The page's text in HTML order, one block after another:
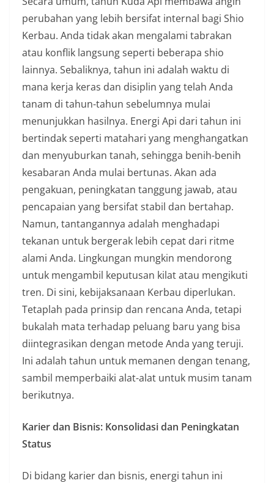
perubahan yang lebih bersifat internal bagi Shio
Kerbau. Anda tidak akan mengalami tabrakan
atau konflik langsung seperti beberapa shio
lainnya. Sebaliknya, tahun ini adalah waktu di
mana kerja keras dan disiplin yang telah Anda
tanam di tahun-tahun sebelumnya mulai
menunjukkan hasilnya. Energi Api dari tahun ini
bertindak seperti matahari yang menghangatkan
dan menyuburkan tanah, sehingga benih-benih
kesabaran Anda mulai bertunas. Akan ada
pengakuan, peningkatan tanggung jawab, atau
pencapaian yang bersifat stabil dan bertahap.
Namun, tantangannya adalah menghadapi
tekanan untuk bergerak lebih cepat dari ritme
alami Anda. Lingkungan mungkin mendorong
untuk mengambil keputusan kilat atau mengikuti
tren. Di sini, kebijaksanaan Kerbau diperlukan.
Tetaplah pada prinsip dan rencana Anda, tetapi
bukalah mata terhadap peluang baru yang bisa
diintegrasikan dengan metode Anda yang teruji.
Ini adalah tahun untuk memanen dengan tenang,
sambil memperbaiki alat-alat untuk musim tanam
berikutnya.
Karier dan Bisnis: Konsolidasi dan Peningkatan
Status
Di bidang karier dan bisnis, energi tahun ini